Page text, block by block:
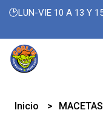
🕑LUN-VIE 10 A 13 Y
Inicio
MACETAS